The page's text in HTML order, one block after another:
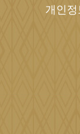
개인